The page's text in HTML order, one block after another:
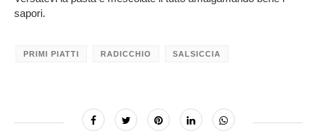
sapori.
PRIMI PIATTI RADICCHIO SALSICCIA